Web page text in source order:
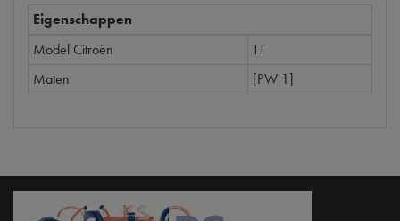
Eigenschappen
Model Citroën
TT
Maten
[PW 1]